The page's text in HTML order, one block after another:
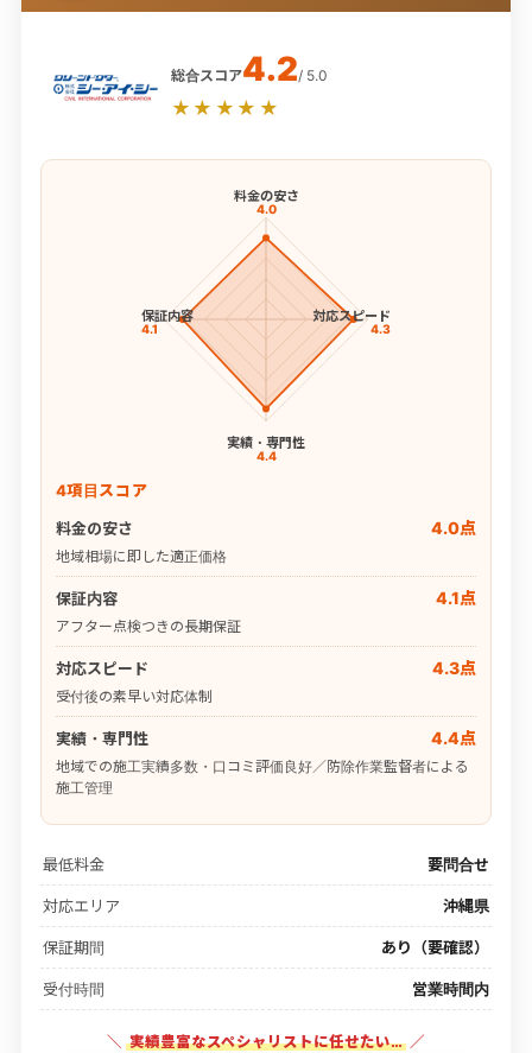
総合スコア4.2/ 5.0
★★★★★
料金の安さ
4.0
対応スピード
4.3
実績・専門性
4.4
保証内容
4.1
4項目スコア
料金の安さ
4.0点
地域相場に即した適正価格
保証内容 4.1点
アフター点検つきの長期保証
対応スピード 4.3点
受付後の素早い対応体制
実績・専門性 4.4点
地域での施工実績多数・口コミ評価良好／防除作業監督者による
施工管理
最低料金 要問合せ
対応エリア 沖縄県
保証期間 あり（要確認）
受付時間 営業時間内
＼ 実績豊富なスペシャリストに任せたい… ／